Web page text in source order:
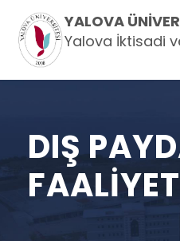
YALOVA
Yalova İktisadi
DIŞ